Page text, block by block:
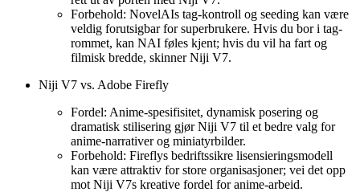
Forbehold: NovelAIs tag-kontroll og seeding kan være
veldig forutsigbar for superbrukere. Hvis du bor i tag-
rommet, kan NAI føles kjent; hvis du vil ha fart og
filmisk bredde, skinner Niji V7.
Niji V7 vs. Adobe Firefly
Fordel: Anime-spesifisitet, dynamisk posering og
dramatisk stilisering gjør Niji V7 til et bedre valg for
anime-narrativer og miniatyrbilder.
Forbehold: Fireflys bedriftssikre lisensieringsmodell
kan være attraktiv for store organisasjoner; vei det opp
mot Niji V7s kreative fordel for anime-arbeid.